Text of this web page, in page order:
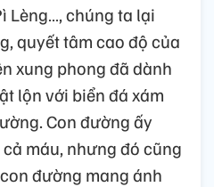
Lèng…, chúng ta lại
quyết tâm cao độ của
xung phong đã dành
lộn với biển đá xám
Con đường ấy
máu, nhưng đó cũng
đường mang ánh